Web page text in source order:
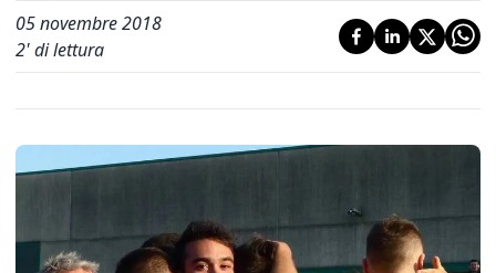
05 novembre 2018
2' di lettura